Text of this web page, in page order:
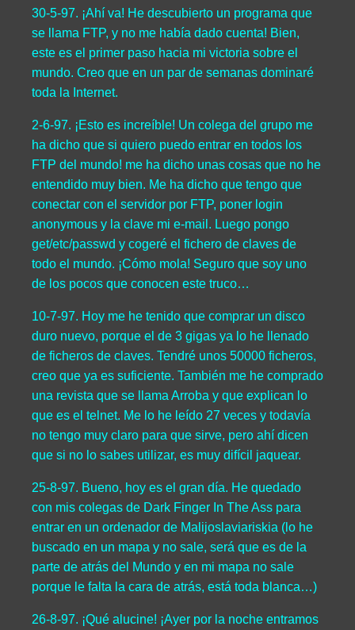
30-5-97. ¡Ahí va! He descubierto un programa que
se llama FTP, y no me había dado cuenta! Bien,
este es el primer paso hacia mi victoria sobre el
mundo. Creo que en un par de semanas dominaré
toda la Internet.
2-6-97. ¡Esto es increíble! Un colega del grupo me
ha dicho que si quiero puedo entrar en todos los
FTP del mundo! me ha dicho unas cosas que no he
entendido muy bien. Me ha dicho que tengo que
conectar con el servidor por FTP, poner login
anonymous y la clave mi e-mail. Luego pongo
get/etc/passwd y cogeré el fichero de claves de
todo el mundo. ¡Cómo mola! Seguro que soy uno
de los pocos que conocen este truco…
10-7-97. Hoy me he tenido que comprar un disco
duro nuevo, porque el de 3 gigas ya lo he llenado
de ficheros de claves. Tendré unos 50000 ficheros,
creo que ya es suficiente. También me he comprado
una revista que se llama Arroba y que explican lo
que es el telnet. Me lo he leído 27 veces y todavía
no tengo muy claro para que sirve, pero ahí dicen
que si no lo sabes utilizar, es muy difícil jaquear.
25-8-97. Bueno, hoy es el gran día. He quedado
con mis colegas de Dark Finger In The Ass para
entrar en un ordenador de Malijoslaviariskia (lo he
buscado en un mapa y no sale, será que es de la
parte de atrás del Mundo y en mi mapa no sale
porque le falta la cara de atrás, está toda blanca…)
26-8-97. ¡Qué alucine! ¡Ayer por la noche entramos